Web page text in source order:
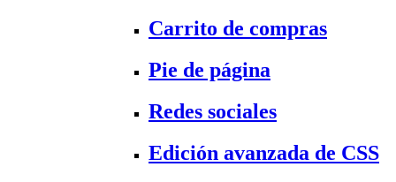
Carrito de compras
Pie de página
Redes sociales
Edición avanzada de CSS